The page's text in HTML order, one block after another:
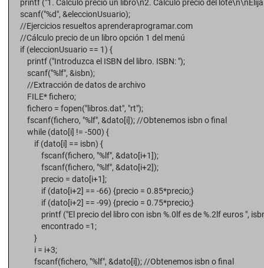
printf ("1. Calculo precio un libro\n2. Calculo precio del lote\n\nElija
scanf("%d", &eleccionUsuario);
//Ejercicios resueltos aprenderaprogramar.com
//Cálculo precio de un libro opción 1 del menú
if (eleccionUsuario == 1) {
printf ("Introduzca el ISBN del libro. ISBN: ");
scanf("%lf", &isbn);
//Extracción de datos de archivo
FILE* fichero;
fichero = fopen("libros.dat", "rt");
fscanf(fichero, "%lf", &dato[i]); //Obtenemos isbn o final
while (dato[i] != -500) {
if (dato[i] == isbn) {
fscanf(fichero, "%lf", &dato[i+1]);
fscanf(fichero, "%lf", &dato[i+2]);
precio = dato[i+1];
if (dato[i+2] == -66) {precio = 0.85*precio;}
if (dato[i+2] == -99) {precio = 0.75*precio;}
printf ("El precio del libro con isbn %.0lf es de %.2lf euros ",
encontrado =1;
}
i = i+3;
fscanf(fichero, "%lf", &dato[i]); //Obtenemos isbn o final